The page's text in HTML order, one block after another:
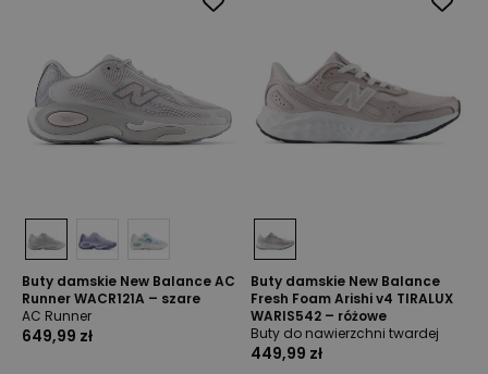
Buty damskie New Balance AC
Runner WACR121A – szare
AC Runner
649,99 zł
Buty damskie New Balance
Fresh Foam Arishi v4 TIRALUX
WARIS542 – różowe
Buty do nawierzchni twardej
449,99 zł